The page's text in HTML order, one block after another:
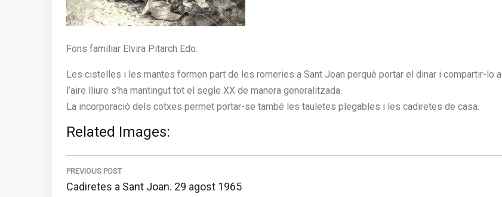
Fons familiar Elvira Pitarch Edo.
Les cistelles i les mantes formen part de les romeries a Sant Joan perquè portar el dinar i compartir-lo a
l’aire lliure s’ha mantingut tot el segle XX de manera generalitzada.
La incorporació dels cotxes permet portar-se també les tauletes plegables i les cadiretes de casa.
Related Images:
Navegació
d'entrades
PREVIOUS POST
Previous
Cadiretes a Sant Joan. ​29 agost 1965